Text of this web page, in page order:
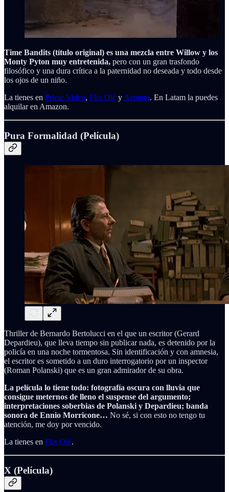
Time Bandits (título original) es una mezcla entre Willow y los
Monty Pyton muy entretenida, pero con un gran trasfondo
filosófico y una dura crítica a la paternidad no deseada y todo desde
los ojos de un niño.
La tienes en Prime Video, Flix Olé y Acontra. En Latam la puedes
alquilar en Amazon.
Pura Formalidad (Película)
Thriller de Bernardo Bertolucci en el que un escritor (Gerard
Depardieu), que lleva tiempo sin publicar nada, es detenido por la
policía en una noche tormentosa. Sin identificación y con amnesia,
el escritor es sometido a un duro interrogatorio por un inspector
(Roman Polanski) que es un gran admirador de su obra.
La película lo tiene todo: fotografía oscura con lluvia que
consigue meternos de lleno el suspense del argumento;
interpretaciones soberbias de Polanski y Depardieu; banda
sonora de Ennio Morricone… No sé, si con esto no tengo tu
atención, me doy por vencido.
La tienes en Flix Olé.
X (Película)